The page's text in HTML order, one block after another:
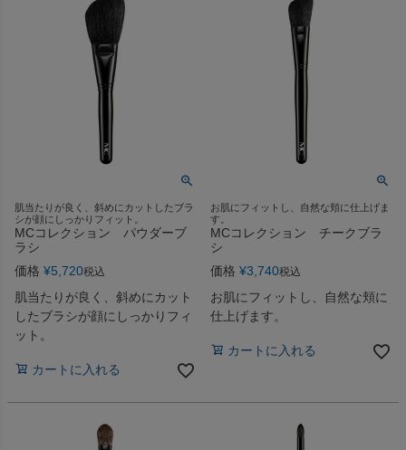
肌当たりが良く、斜めにカットしたブラ
シが顔にしっかりフィット。
MCコレクション パウダーブ
ラシ
価格 ¥5,720税込
肌当たりが良く、斜めにカット
したブラシが顔にしっかりフィ
ット。
カートに入れる
お肌にフィットし、自然な頬に仕上げま
す。
MCコレクション チークブラ
シ
価格 ¥3,740税込
お肌にフィットし、自然な頬に
仕上げます。
カートに入れる